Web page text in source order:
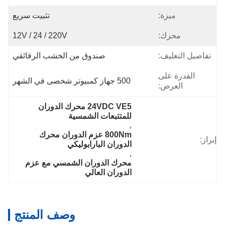
ميزة: تثبيت سريع
محرك: 12V / 24 / 220V
تفاصيل التغليف: صندوق من الخشب الرقائقي
القدرة على
العرض:
500 جهاز كمبيوتر شخصى في الشهر
إبراز:
24VDC VE5 محرك الدوران
للمتتبعات الشمسية
,
800Nm عزم الدوران محرك
الدوران البارابوليكي
,
محرك الدوران الشمسي مع عزم
الدوران العالي
وصف المنتج